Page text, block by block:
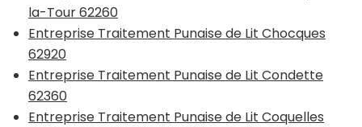
la-Tour 62260
Entreprise Traitement Punaise de Lit Chocques
62920
Entreprise Traitement Punaise de Lit Condette
62360
Entreprise Traitement Punaise de Lit Coquelles